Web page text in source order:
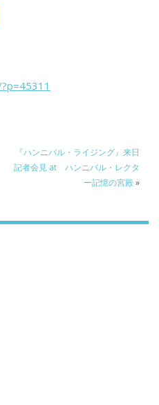
『ハンニバル・ライジング』来日
記者会見 at ハンニバル・レクタ
ー記憶の宮殿»